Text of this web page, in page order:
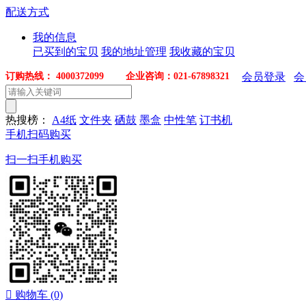
配送方式
我的信息
已买到的宝贝 我的地址管理 我收藏的宝贝
订购热线： 4000372099 企业咨询：021-67898321 会员登录
热搜榜： A4纸 文件夹 硒鼓 墨盒 中性笔 订书机
手机扫码购买
扫一扫手机购买
 购物车 (0)